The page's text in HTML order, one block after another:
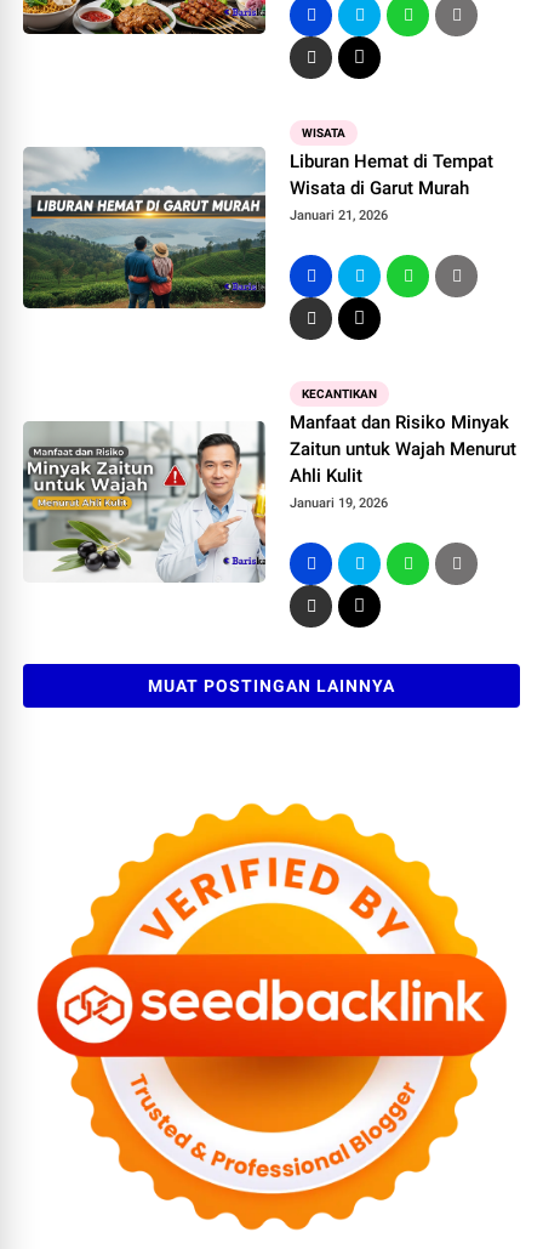
WISATA
Liburan Hemat di Tempat
Wisata di Garut Murah
Januari 21, 2026
KECANTIKAN
Manfaat dan Risiko Minyak
Zaitun untuk Wajah Menurut
Ahli Kulit
Januari 19, 2026
MUAT POSTINGAN LAINNYA